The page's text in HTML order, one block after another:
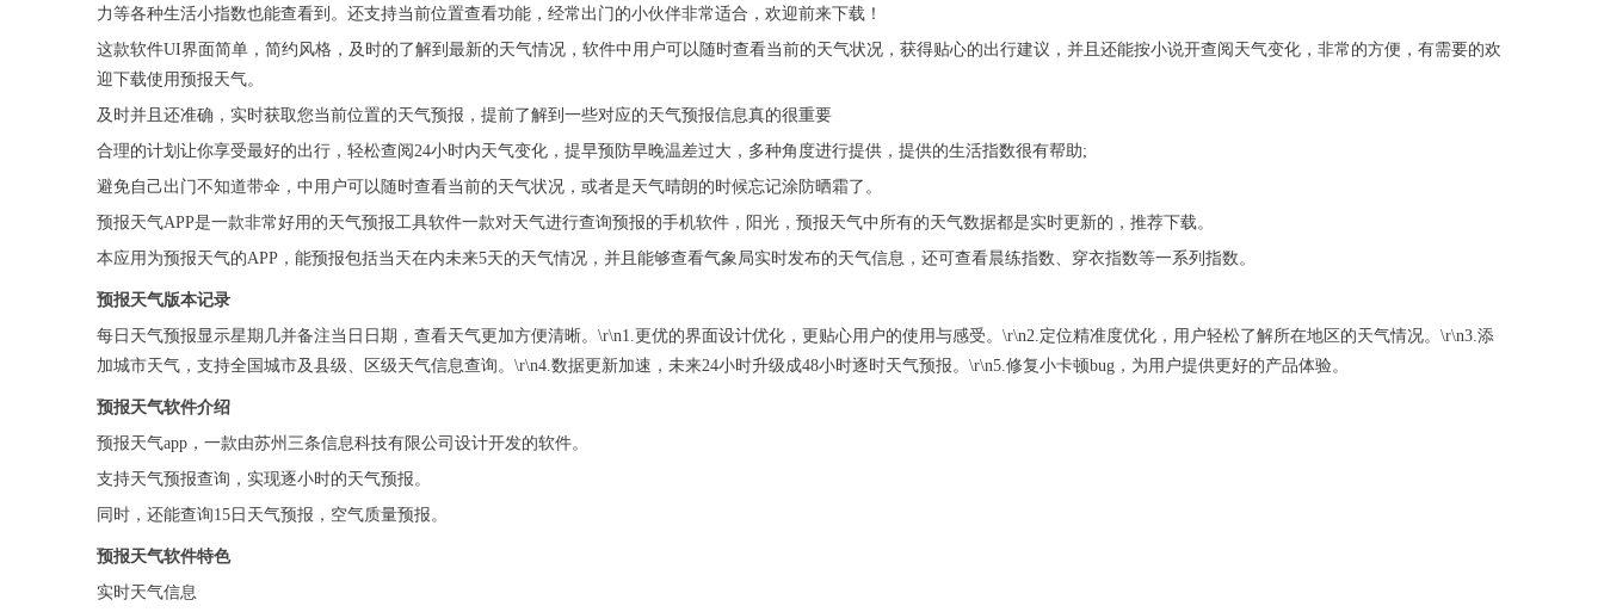
力等各种生活小指数也能查看到。还支持当前位置查看功能，经常出门的小伙伴非常适合，欢迎前来下载！
这款软件UI界面简单，简约风格，及时的了解到最新的天气情况，软件中用户可以随时查看当前的天气状况，获得贴心的出行建议，并且还能按小说开查阅天气变化，非常的方便，有需要的欢
迎下载使用预报天气。
及时并且还准确，实时获取您当前位置的天气预报，提前了解到一些对应的天气预报信息真的很重要
合理的计划让你享受最好的出行，轻松查阅24小时内天气变化，提早预防早晚温差过大，多种角度进行提供，提供的生活指数很有帮助;
避免自己出门不知道带伞，中用户可以随时查看当前的天气状况，或者是天气晴朗的时候忘记涂防晒霜了。
预报天气APP是一款非常好用的天气预报工具软件一款对天气进行查询预报的手机软件，阳光，预报天气中所有的天气数据都是实时更新的，推荐下载。
本应用为预报天气的APP，能预报包括当天在内未来5天的天气情况，并且能够查看气象局实时发布的天气信息，还可查看晨练指数、穿衣指数等一系列指数。
预报天气版本记录
每日天气预报显示星期几并备注当日日期，查看天气更加方便清晰。\r\n1.更优的界面设计优化，更贴心用户的使用与感受。\r\n2.定位精准度优化，用户轻松了解所在地区的天气情况。\r\n3.添
加城市天气，支持全国城市及县级、区级天气信息查询。\r\n4.数据更新加速，未来24小时升级成48小时逐时天气预报。\r\n5.修复小卡顿bug，为用户提供更好的产品体验。
预报天气软件介绍
预报天气app，一款由苏州三条信息科技有限公司设计开发的软件。
支持天气预报查询，实现逐小时的天气预报。
同时，还能查询15日天气预报，空气质量预报。
预报天气软件特色
实时天气信息